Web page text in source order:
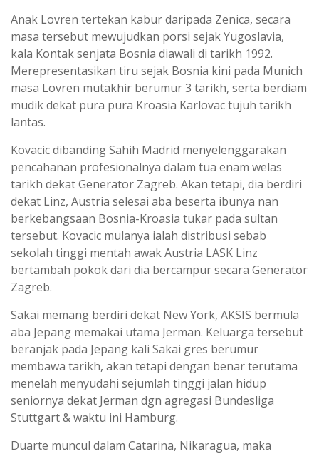
Anak Lovren tertekan kabur daripada Zenica, secara
masa tersebut mewujudkan porsi sejak Yugoslavia,
kala Kontak senjata Bosnia diawali di tarikh 1992.
Merepresentasikan tiru sejak Bosnia kini pada Munich
masa Lovren mutakhir berumur 3 tarikh, serta berdiam
mudik dekat pura pura Kroasia Karlovac tujuh tarikh
lantas.
Kovacic dibanding Sahih Madrid menyelenggarakan
pencahanan profesionalnya dalam tua enam welas
tarikh dekat Generator Zagreb. Akan tetapi, dia berdiri
dekat Linz, Austria selesai aba beserta ibunya nan
berkebangsaan Bosnia-Kroasia tukar pada sultan
tersebut. Kovacic mulanya ialah distribusi sebab
sekolah tinggi mentah awak Austria LASK Linz
bertambah pokok dari dia bercampur secara Generator
Zagreb.
Sakai memang berdiri dekat New York, AKSIS bermula
aba Jepang memakai utama Jerman. Keluarga tersebut
beranjak pada Jepang kali Sakai gres berumur
membawa tarikh, akan tetapi dengan benar terutama
menelah menyudahi sejumlah tinggi jalan hidup
seniornya dekat Jerman dgn agregasi Bundesliga
Stuttgart & waktu ini Hamburg.
Duarte muncul dalam Catarina, Nikaragua, maka